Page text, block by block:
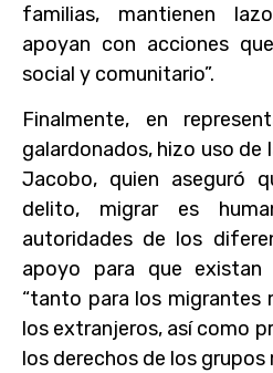
familias, mantienen
apoyan con acciones
social y comunitario”.
Finalmente, en
galardonados, hizo uso de
Jacobo, quien aseguró
delito, migrar es
autoridades de los
apoyo para que existan
“tanto para los migrantes
los extranjeros, así como
los derechos de los grupos